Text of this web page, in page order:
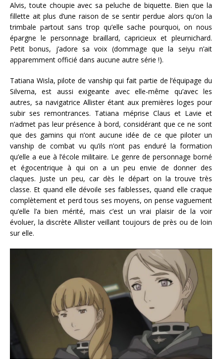
Alvis, toute choupie avec sa peluche de biquette. Bien que la
fillette ait plus d’une raison de se sentir perdue alors qu’on la
trimbale partout sans trop qu’elle sache pourquoi, on nous
épargne le personnage braillard, capricieux et pleurnichard.
Petit bonus, j’adore sa voix (dommage que la seiyu n’ait
apparemment officié dans aucune autre série !).
Tatiana Wisla, pilote de vanship qui fait partie de l’équipage du
Silverna, est aussi exigeante avec elle-même qu’avec les
autres, sa navigatrice Allister étant aux premières loges pour
subir ses remontrances. Tatiana méprise Claus et Lavie et
n’admet pas leur présence à bord, considérant que ce ne sont
que des gamins qui n’ont aucune idée de ce que piloter un
vanship de combat vu qu’ils n’ont pas enduré la formation
qu’elle a eue à l’école militaire. Le genre de personnage borné
et égocentrique à qui on a un peu envie de donner des
claques. Juste un peu, car dès le départ on la trouve très
classe. Et quand elle dévoile ses faiblesses, quand elle craque
complètement et perd tous ses moyens, on pense vaguement
qu’elle l’a bien mérité, mais c’est un vrai plaisir de la voir
évoluer, la discrète Allister veillant toujours de près ou de loin
sur elle.